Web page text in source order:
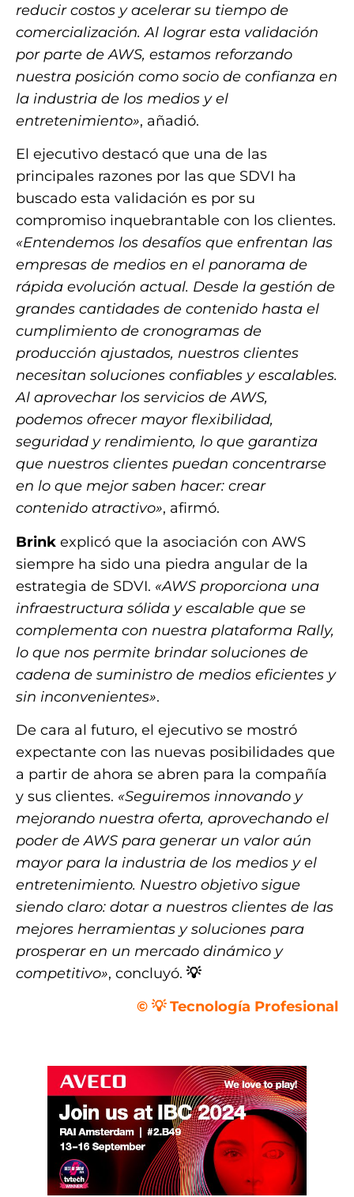
reducir costos y acelerar su tiempo de
comercialización. Al lograr esta validación
por parte de AWS, estamos reforzando
nuestra posición como socio de confianza en
la industria de los medios y el
entretenimiento», añadió.
El ejecutivo destacó que una de las
principales razones por las que SDVI ha
buscado esta validación es por su
compromiso inquebrantable con los clientes.
«Entendemos los desafíos que enfrentan las
empresas de medios en el panorama de
rápida evolución actual. Desde la gestión de
grandes cantidades de contenido hasta el
cumplimiento de cronogramas de
producción ajustados, nuestros clientes
necesitan soluciones confiables y escalables.
Al aprovechar los servicios de AWS,
podemos ofrecer mayor flexibilidad,
seguridad y rendimiento, lo que garantiza
que nuestros clientes puedan concentrarse
en lo que mejor saben hacer: crear
contenido atractivo», afirmó.
Brink explicó que la asociación con AWS
siempre ha sido una piedra angular de la
estrategia de SDVI. «AWS proporciona una
infraestructura sólida y escalable que se
complementa con nuestra plataforma Rally,
lo que nos permite brindar soluciones de
cadena de suministro de medios eficientes y
sin inconvenientes».
De cara al futuro, el ejecutivo se mostró
expectante con las nuevas posibilidades que
a partir de ahora se abren para la compañía
y sus clientes. «Seguiremos innovando y
mejorando nuestra oferta, aprovechando el
poder de AWS para generar un valor aún
mayor para la industria de los medios y el
entretenimiento. Nuestro objetivo sigue
siendo claro: dotar a nuestros clientes de las
mejores herramientas y soluciones para
prosperar en un mercado dinámico y
competitivo», concluyó. 💡
© 💡 Tecnología Profesional